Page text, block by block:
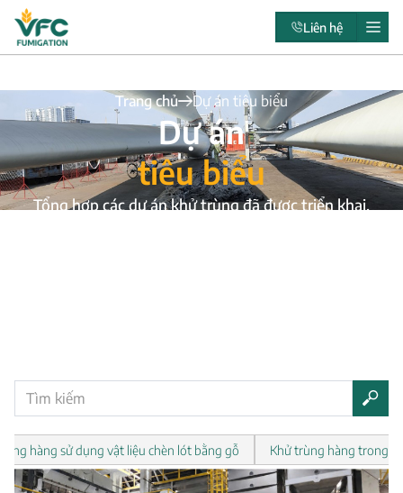
Liên hệ
Trang chủ Dự án tiêu biểu
Dự án
tiêu biểu
Tổng hợp các dự án khử trùng đã được triển khai,
hàng sử dụng vật liệu chèn lót bằng gỗ Khử trùng hàng trong